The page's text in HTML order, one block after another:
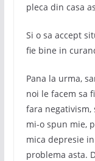
pleca din casa
Si o sa accept
fie bine in
Pana la urma,
noi le facem sa
fara negativism,
mi-o spun mie,
mica depresie
problema asta.